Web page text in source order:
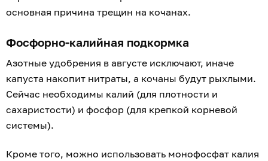
основная причина трещин на кочанах.
Фосфорно-калийная подкормка
Азотные удобрения в августе исключают, иначе
капуста накопит нитраты, а кочаны будут рыхлыми.
Сейчас необходимы калий (для плотности и
сахаристости) и фосфор (для крепкой корневой
системы).
Кроме того, можно использовать монофосфат калия